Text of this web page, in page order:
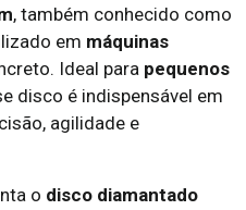
, também conhecido como
em máquinas
Ideal para pequenos
disco é indispensável em
agilidade e
o disco diamantado